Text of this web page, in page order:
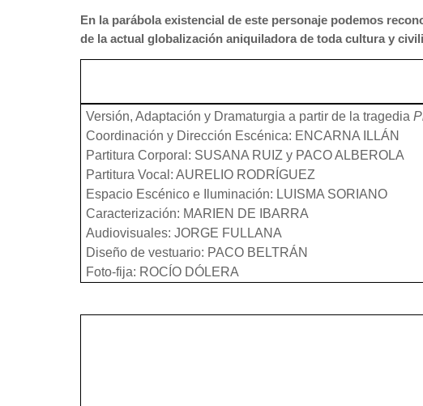
En la parábola existencial de este personaje podemos
de la actual globalización aniquiladora de toda cultura y
Versión, Adaptación y Dramaturgia a partir de la tragedia
Coordinación y Dirección Escénica: ENCARNA ILLÁN
Partitura Corporal: SUSANA RUIZ y PACO ALBEROLA
Partitura Vocal: AURELIO RODRÍGUEZ
Espacio Escénico e Iluminación: LUISMA SORIANO
Caracterización: MARIEN DE IBARRA
Audiovisuales: JORGE FULLANA
Diseño de vestuario: PACO BELTRÁN
Foto-fija: ROCÍO DÓLERA